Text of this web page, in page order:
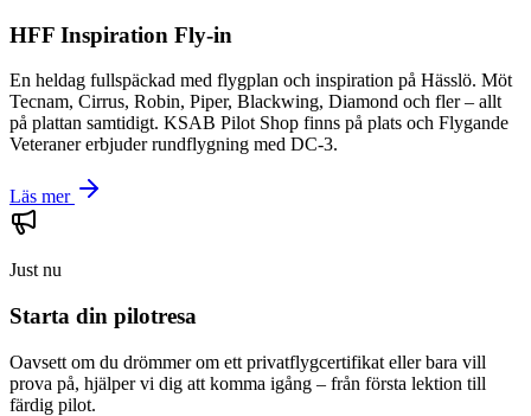
HFF Inspiration Fly-in
En heldag fullspäckad med flygplan och inspiration på Hässlö. Möt
Tecnam, Cirrus, Robin, Piper, Blackwing, Diamond och fler – allt
på plattan samtidigt. KSAB Pilot Shop finns på plats och Flygande
Veteraner erbjuder rundflygning med DC-3.
Läs mer
Just nu
Starta din pilotresa
Oavsett om du drömmer om ett privatflygcertifikat eller bara vill
prova på, hjälper vi dig att komma igång – från första lektion till
färdig pilot.